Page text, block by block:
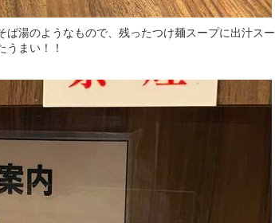
湯のようなもので、残ったつけ麺スープに出汁スー
うまい！！